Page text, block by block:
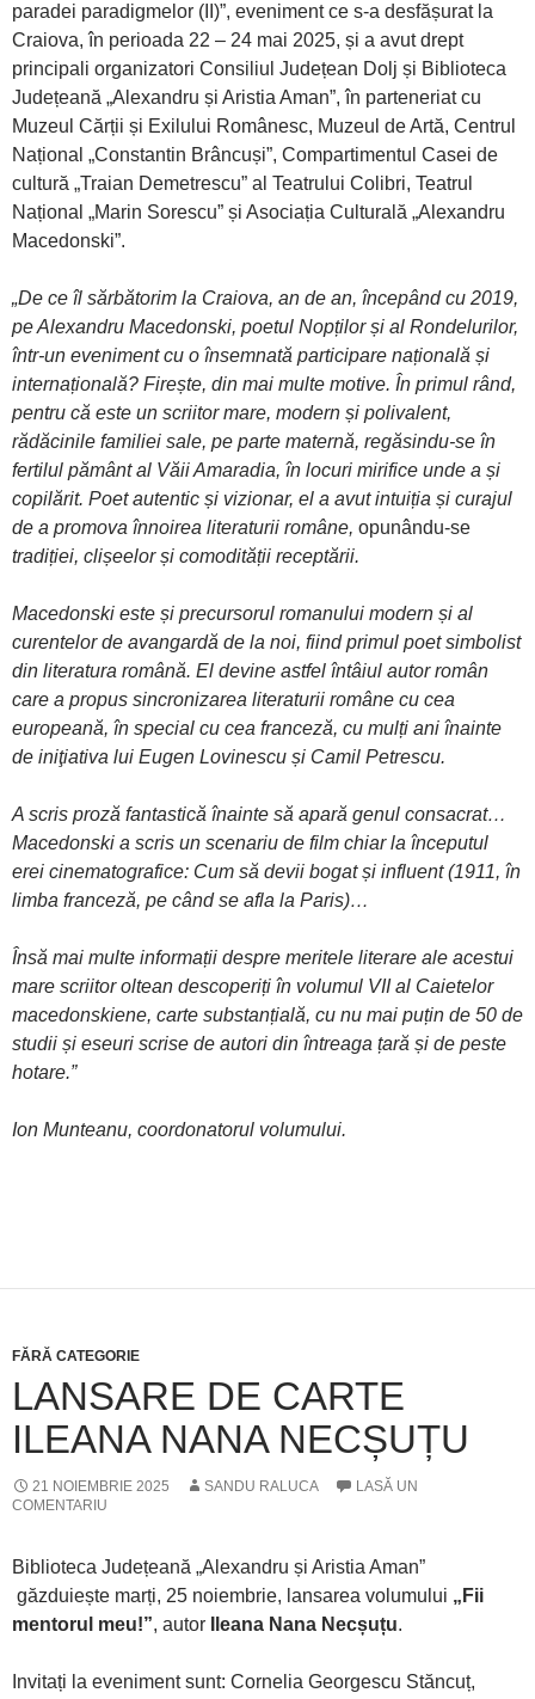
paradei paradigmelor (II)”, eveniment ce s-a desfășurat la
Craiova, în perioada 22 – 24 mai 2025, și a avut drept
principali organizatori Consiliul Județean Dolj și Biblioteca
Județeană „Alexandru și Aristia Aman”, în parteneriat cu
Muzeul Cărții și Exilului Românesc, Muzeul de Artă, Centrul
Național „Constantin Brâncuși”, Compartimentul Casei de
cultură „Traian Demetrescu” al Teatrului Colibri, Teatrul
Național „Marin Sorescu” și Asociația Culturală „Alexandru
Macedonski”.
„De ce îl sărbătorim la Craiova, an de an, începând cu 2019,
pe Alexandru Macedonski, poetul Nopților și al Rondelurilor,
într-un eveniment cu o însemnată participare națională și
internațională? Firește, din mai multe motive. În primul rând,
pentru că este un scriitor mare, modern și polivalent,
rădăcinile familiei sale, pe parte maternă, regăsindu-se în
fertilul pământ al Văii Amaradia, în locuri mirifice unde a și
copilărit. Poet autentic și vizionar, el a avut intuiția și curajul
de a promova înnoirea literaturii române, opunându-se
tradiției, clișeelor și comodității receptării.
Macedonski este și precursorul romanului modern și al
curentelor de avangardă de la noi, fiind primul poet simbolist
din literatura română. El devine astfel întâiul autor român
care a propus sincronizarea literaturii române cu cea
europeană, în special cu cea franceză, cu mulți ani înainte
de iniţiativa lui Eugen Lovinescu și Camil Petrescu.
A scris proză fantastică înainte să apară genul consacrat…
Macedonski a scris un scenariu de film chiar la începutul
erei cinematografice: Cum să devii bogat și influent(1911, în
limba franceză, pe când se afla la Paris)…
Însă mai multe informații despre meritele literare ale acestui
mare scriitor oltean descoperiți în volumul VII al Caietelor
macedonskiene, carte substanțială, cu nu mai puțin de 50 de
studii și eseuri scrise de autori din întreaga țară și de peste
hotare.”
Ion Munteanu, coordonatorul volumului.
FĂRĂ CATEGORIE
LANSARE DE CARTE
ILEANA NANA NECȘUȚU
21 NOIEMBRIE 2025 SANDU RALUCA
LASĂ UN
COMENTARIU
Biblioteca Județeană „Alexandru și Aristia Aman”
găzduiește marți, 25 noiembrie, lansarea volumului „Fii
mentorul meu!”, autor Ileana Nana Necșuțu.
Invitați la eveniment sunt: Cornelia Georgescu Stăncuț,